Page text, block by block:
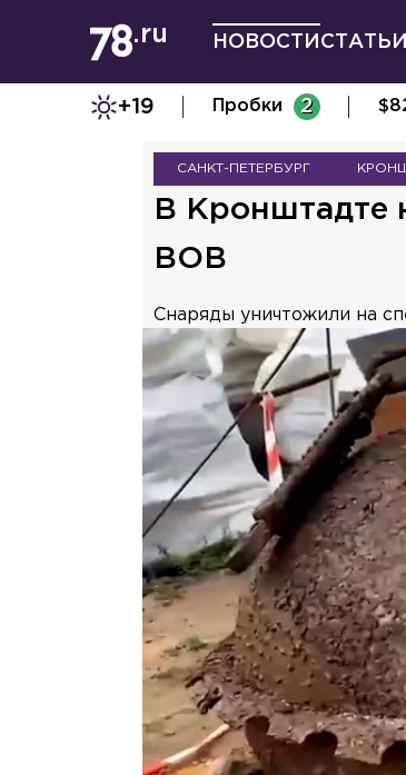
НОВОСТИ СТАТЬИ
+19 Пробки 2 $
САНКТ-ПЕТЕРБУРГ
В Кронштадте
ВОВ
Снаряды уничтожили на